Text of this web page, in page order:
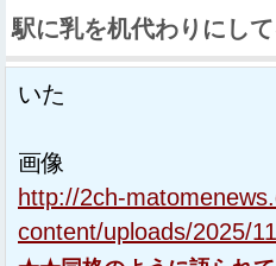
駅に乳を机代わりにし
いた
画像
http://2ch-
content/uploads/2025/